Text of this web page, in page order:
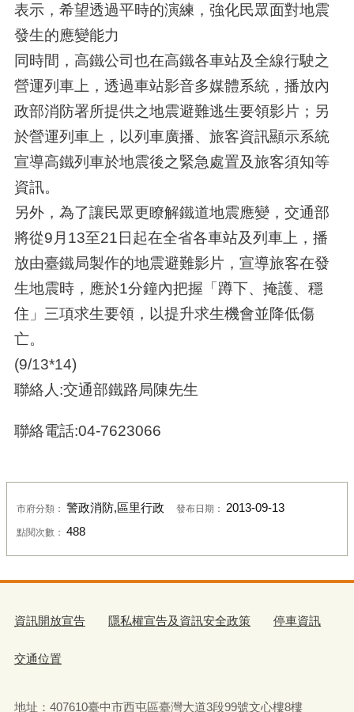
表示，希望透過平時的演練，強化民眾面對地震
發生的應變能力
同時間，高鐵公司也在高鐵各車站及全線行駛之
營運列車上，透過車站影音多媒體系統，播放內
政部消防署所提供之地震避難逃生要領影片；另
於營運列車上，以列車廣播、旅客資訊顯示系統
宣導高鐵列車於地震後之緊急處置及旅客須知等
資訊。
另外，為了讓民眾更瞭解鐵道地震應變，交通部
將從9月13至21日起在全省各車站及列車上，播
放由臺鐵局製作的地震避難影片，宣導旅客在發
生地震時，應於1分鐘內把握「蹲下、掩護、穩
住」三項求生要領，以提升求生機會並降低傷
亡。
(9/13*14)
聯絡人:交通部鐵路局陳先生
聯絡電話:04-7623066
市府分類： 警政消防,區里行政 發布日期： 2013-09-13
點閱次數： 488
資訊開放宣告 隱私權宣告及資訊安全政策 停車資訊
交通位置
地址：407610臺中市西屯區臺灣大道3段99號文心樓8樓